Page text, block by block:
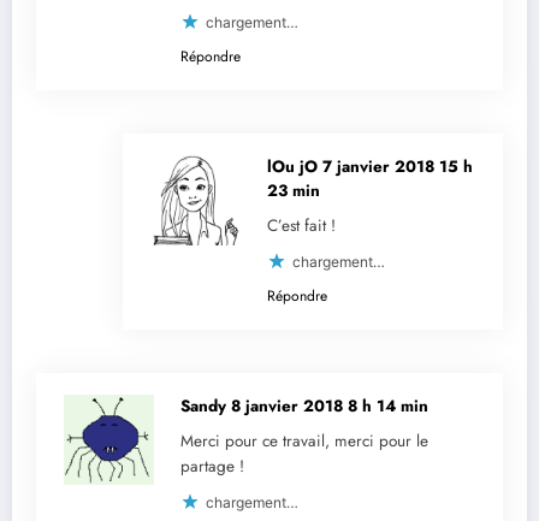
chargement…
Répondre
lOu jO 7 janvier 2018 15 h
23 min
C’est fait !
chargement…
Répondre
Sandy 8 janvier 2018 8 h 14 min
Merci pour ce travail, merci pour le
partage !
chargement…